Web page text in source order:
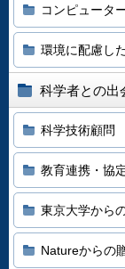
コンピュータ
環境に配慮し
科学者との出
科学技術顧問
教育連携・協
東京大学から
Natureからの